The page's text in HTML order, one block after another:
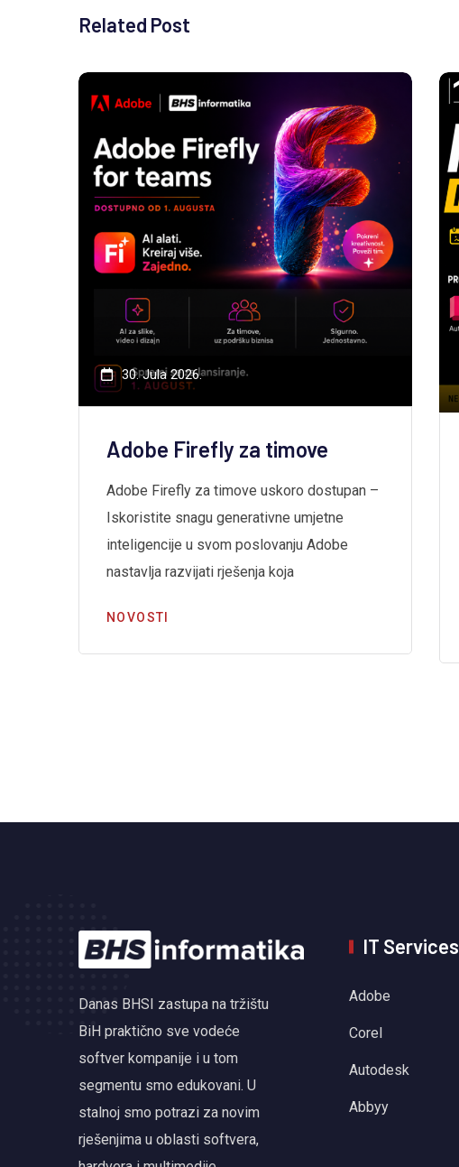
Related Post
30. Jula 2026.
Adobe Firefly za timove
Adobe Firefly za timove uskoro dostupan –
Iskoristite snagu generativne umjetne
inteligencije u svom poslovanju Adobe
nastavlja razvijati rješenja koja
NOVOSTI
Danas BHSI zastupa na tržištu
BiH praktično sve vodeće
softver kompanije i u tom
segmentu smo edukovani. U
stalnoj smo potrazi za novim
rješenjima u oblasti softvera,
IT Services
Adobe
Corel
Autodesk
Abbyy